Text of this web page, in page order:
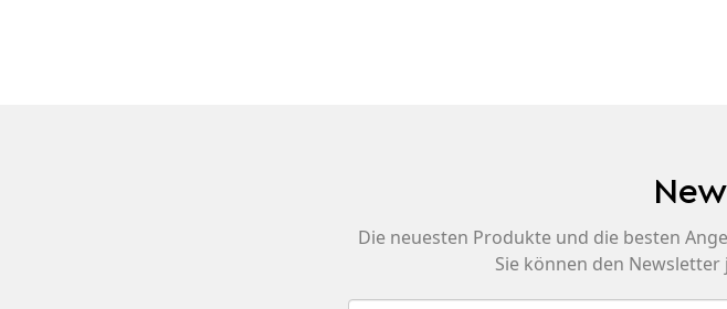
Die neuesten Produkte und die besten
Sie können den